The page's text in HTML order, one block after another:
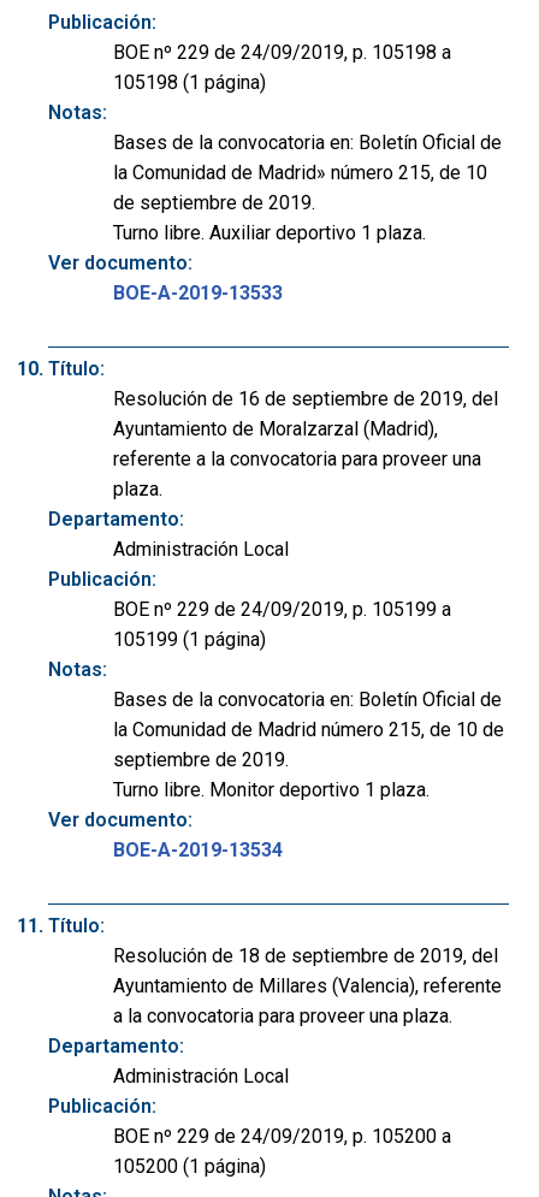
Publicación:
BOE nº 229 de 24/09/2019, p. 105198 a
105198 (1 página)
Notas:
Bases de la convocatoria en: Boletín Oficial de
la Comunidad de Madrid» número 215, de 10
de septiembre de 2019.
Turno libre. Auxiliar deportivo 1 plaza.
Ver documento:
BOE-A-2019-13533
Título:
Resolución de 16 de septiembre de 2019, del
Ayuntamiento de Moralzarzal (Madrid),
referente a la convocatoria para proveer una
plaza.
Departamento:
Administración Local
Publicación:
BOE nº 229 de 24/09/2019, p. 105199 a
105199 (1 página)
Notas:
Bases de la convocatoria en: Boletín Oficial de
la Comunidad de Madrid número 215, de 10 de
septiembre de 2019.
Turno libre. Monitor deportivo 1 plaza.
Ver documento:
BOE-A-2019-13534
Título:
Resolución de 18 de septiembre de 2019, del
Ayuntamiento de Millares (Valencia), referente
a la convocatoria para proveer una plaza.
Departamento:
Administración Local
Publicación:
BOE nº 229 de 24/09/2019, p. 105200 a
105200 (1 página)